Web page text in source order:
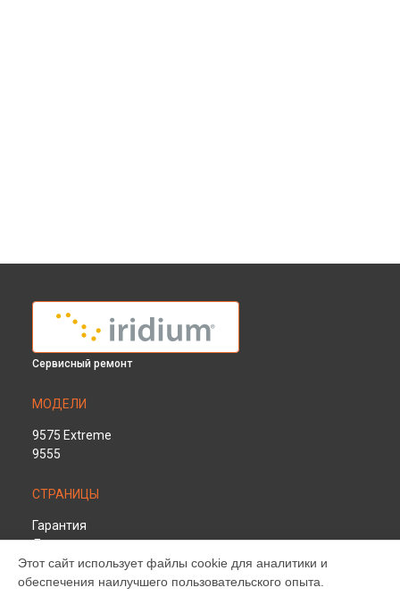
Сервисный ремонт
МОДЕЛИ
9575 Extreme
9555
СТРАНИЦЫ
Гарантия
Доставка
Контакты
Карта сайта
Этот сайт использует файлы cookie для аналитики и
обеспечения наилучшего пользовательского опыта.